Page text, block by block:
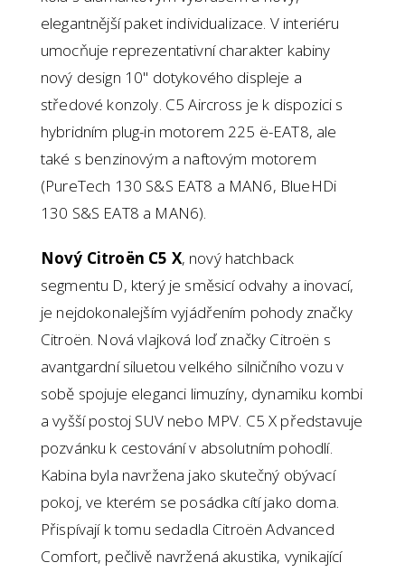
elegantnější paket individualizace. V interiéru
umocňuje reprezentativní charakter kabiny
nový design 10" dotykového displeje a
středové konzoly. C5 Aircross je k dispozici s
hybridním plug-in motorem 225 ë-EAT8, ale
také s benzinovým a naftovým motorem
(PureTech 130 S&S EAT8 a MAN6, BlueHDi
130 S&S EAT8 a MAN6).
Nový Citroën C5 X, nový hatchback
segmentu D, který je směsicí odvahy a inovací,
je nejdokonalejším vyjádřením pohody značky
Citroën. Nová vlajková loď značky Citroën s
avantgardní siluetou velkého silničního vozu v
sobě spojuje eleganci limuzíny, dynamiku kombi
a vyšší postoj SUV nebo MPV. C5 X představuje
pozvánku k cestování v absolutním pohodlí.
Kabina byla navržena jako skutečný obývací
pokoj, ve kterém se posádka cítí jako doma.
Přispívají k tomu sedadla Citroën Advanced
Comfort, pečlivě navržená akustika, vynikající